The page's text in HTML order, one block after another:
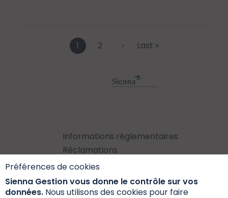
Préférences de cookies
Sienna Gestion vous donne le contrôle sur vos
données. Nous utilisons des cookies pour faire
Current
1 Page
2
Next
›
Last
Last »
Informations réglementaires
Réclamations
Données personnelles et cookies
S’inscrire à la newsletter